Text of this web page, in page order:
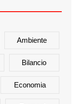
Ambiente
Bilancio
Economia